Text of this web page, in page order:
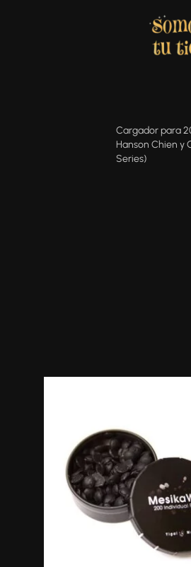
Cargador para
Hanson Chien y
Series)